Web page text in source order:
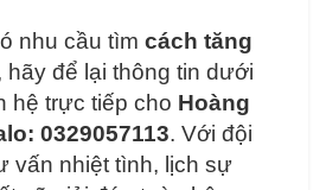
nhu cầu tìm cách tăng
hãy để lại thông tin dưới
hệ trực tiếp cho Hoàng
0329057113. Với đội
vấn nhiệt tình, lịch sự